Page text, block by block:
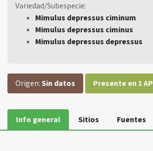
Variedad/Subespecie:
Mimulus depressus ciminum
Mimulus depressus ciminus
Mimulus depressus depressus
Origen:Sin datos Presente en 1 AP
Info general Sitios Fuentes